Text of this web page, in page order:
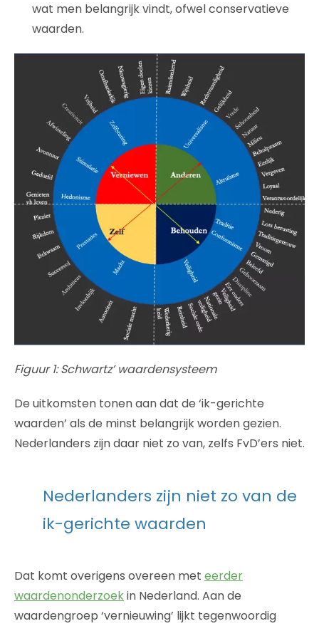
wat men belangrijk vindt, ofwel conservatieve
waarden.
Figuur 1: Schwartz’ waardensysteem
De uitkomsten tonen aan dat de ‘ik-gerichte
waarden’ als de minst belangrijk worden gezien.
Nederlanders zijn daar niet zo van, zelfs FvD’ers niet.
Nederlanders zijn niet zo van de
ik-gerichte waarden
Dat komt overigens overeen met eerder
waardenonderzoekin Nederland. Aan de
waardengroep ‘vernieuwing’ lijkt tegenwoordig